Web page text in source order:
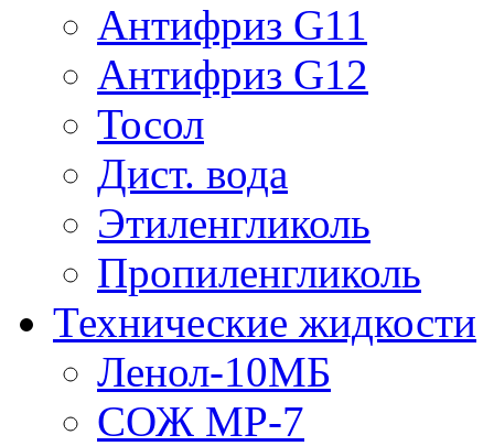
Антифриз G11
Антифриз G12
Тосол
Дист. вода
Этиленгликоль
Пропиленгликоль
Технические жидкости
Ленол-10МБ
СОЖ МР-7